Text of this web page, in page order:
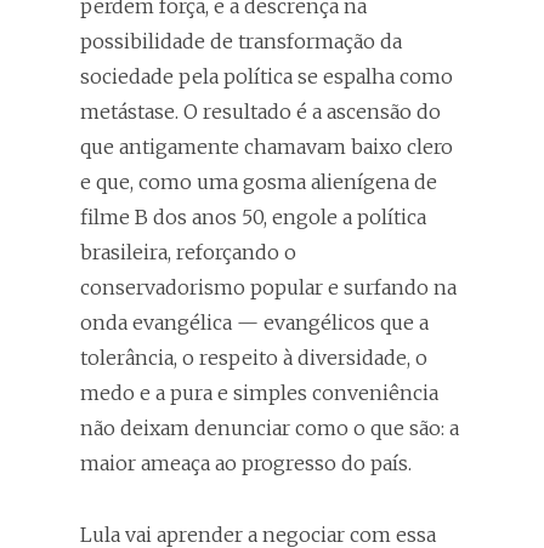
perdem força, e a descrença na
possibilidade de transformação da
sociedade pela política se espalha como
metástase. O resultado é a ascensão do
que antigamente chamavam baixo clero
e que, como uma gosma alienígena de
filme B dos anos 50, engole a política
brasileira, reforçando o
conservadorismo popular e surfando na
onda evangélica — evangélicos que a
tolerância, o respeito à diversidade, o
medo e a pura e simples conveniência
não deixam denunciar como o que são: a
maior ameaça ao progresso do país.
Lula vai aprender a negociar com essa